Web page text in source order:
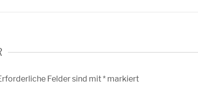
Felder sind mit* markiert